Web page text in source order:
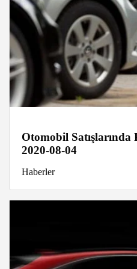
Otomobil Satışlarında
2020-08-04
Haberler